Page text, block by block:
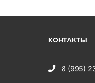
КОНТАКТЫ
8 (995)